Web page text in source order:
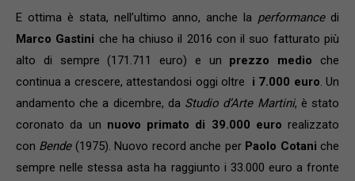
E ottima è stata, nell’ultimo anno, anche la performancedi
Marco Gastini che ha chiuso il 2016 con il suo fatturato più
alto di sempre (171.711 euro) e un prezzo medio che
continua a crescere, attestandosi oggi oltre
i 7.000 euro. Un
andamento che a dicembre, da Studio d’Arte Martini, è stato
coronato da un nuovo primato di 39.000 euro realizzato
con Bende(1975). Nuovo record anche per Paolo Cotani che
sempre nelle stessa asta ha raggiunto i 33.000 euro a fronte